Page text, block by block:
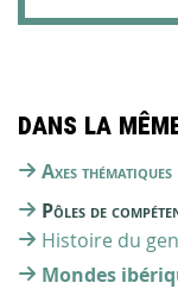
Dans la
Axes thématiques
Pôles de
Histoire du
Mondes